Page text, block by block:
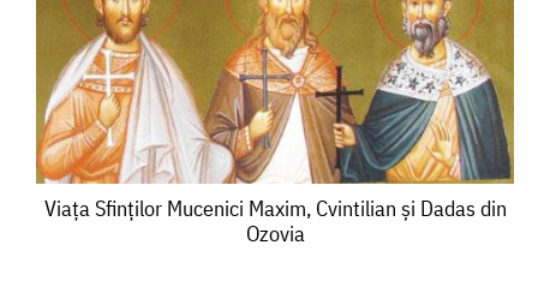
Viața
Viața Sfinților Mucenici Maxim, Cvintilian și Dadas din
Ozovia